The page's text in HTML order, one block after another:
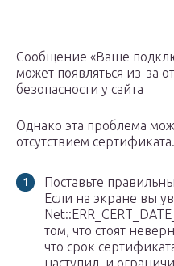
Сообщение «Ваше
может появляться из-за
безопасности у сайта
Однако эта проблема
отсутствием сертификата.
Поставьте
Если на экране вы
том, что стоят
что срок
наступил, и